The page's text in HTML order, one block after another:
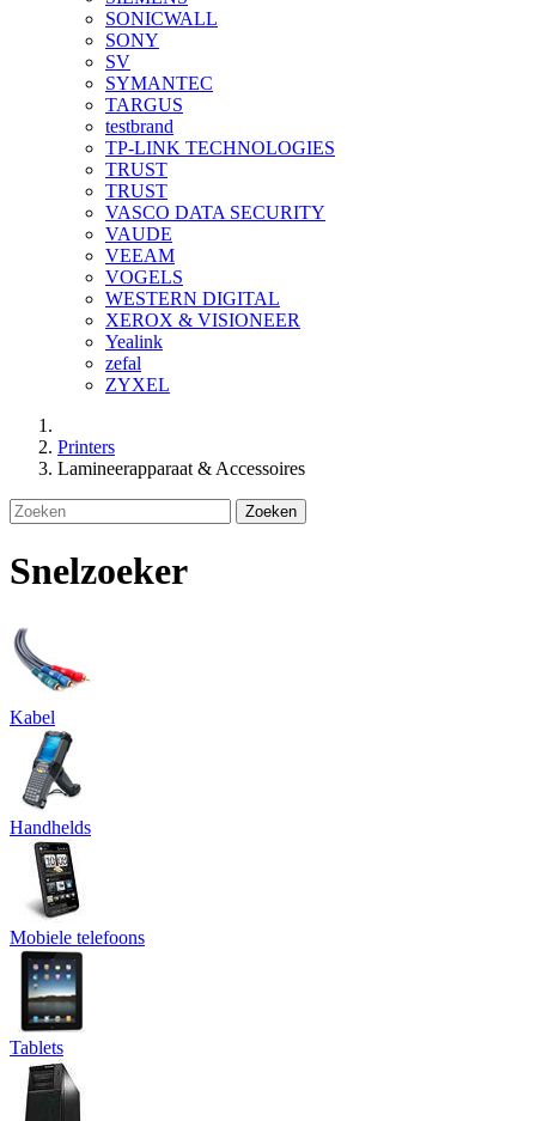
SONICWALL
SONY
SV
SYMANTEC
TARGUS
testbrand
TP-LINK TECHNOLOGIES
TRUST
TRUST
VASCO DATA SECURITY
VAUDE
VEEAM
VOGELS
WESTERN DIGITAL
XEROX & VISIONEER
Yealink
zefal
ZYXEL
Printers
Lamineerapparaat & Accessoires
Zoeken
Snelzoeker
Kabel
Handhelds
Mobiele telefoons
Tablets